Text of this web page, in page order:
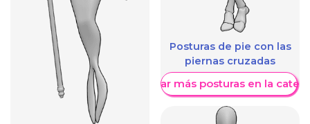
Posturas de pie con las
piernas cruzadas
Mostrar más posturas en la